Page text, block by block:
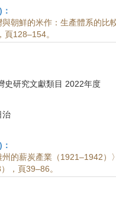
與朝鮮的米作：生產體系的比
128–154。
史研究文獻類目 2022年度
治
州的薪炭產業（1921–1942）
，頁39–86。